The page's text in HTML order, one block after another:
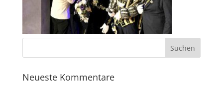
Neueste Kommentare